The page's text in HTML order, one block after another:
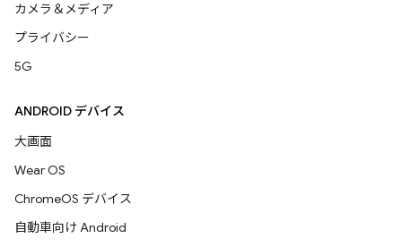
カメラ＆メディア
プライバシー
5G
ANDROID デバイス
大画面
Wear OS
ChromeOS デバイス
自動車向け Android